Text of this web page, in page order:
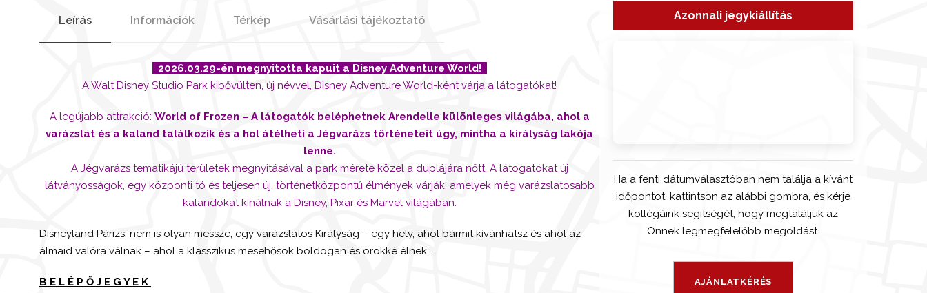
Azonnali jegykiállítás
Ha a fenti dátumválasztóban nem találja a kívánt
időpontot, kattintson az alábbi gombra, és kérje
kollégáink segítségét, hogy megtaláljuk az
Önnek legmegfelelőbb megoldást.
Leírás Információk Térkép Vásárlási tájékoztató
2026.03.29-én megnyitotta kapuit a Disney Adventure World!
A Walt Disney Studio Park kibővülten, új névvel, Disney Adventure World-ként várja a látogatókat!
A legújabb attrakció: World of Frozen – A látogatók beléphetnek Arendelle különleges világába, ahol a
varázslat és a kaland találkozik és a hol átélheti a Jégvarázs történeteit úgy, mintha a királyság lakója
lenne.
A Jégvarázs tematikájú területek megnyitásával a park mérete közel a duplájára nőtt. A látogatókat új
látványosságok, egy központi tó és teljesen új, történetközpontú élmények várják, amelyek még varázslatosabb
kalandokat kínálnak a Disney, Pixar és Marvel világában.
Disneyland Párizs, nem is olyan messze, egy varázslatos Királyság – egy hely, ahol bármit kívánhatsz és ahol az
álmaid valóra válnak – ahol a klasszikus mesehősök boldogan és örökké élnek…
B E L É P Ő J E G Y E K